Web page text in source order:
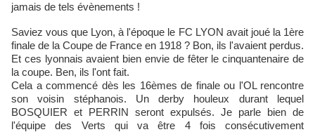
jamais de tels évènements !
Saviez vous que Lyon, à l'époque le FC LYON avait joué la 1ère
finale de la Coupe de France en 1918 ? Bon, ils l'avaient perdus.
Et ces lyonnais avaient bien envie de fêter le cinquantenaire de
la coupe. Ben, ils l'ont fait.
Cela a commencé dès les 16èmes de finale ou l'OL rencontre
son voisin stéphanois. Un derby houleux durant lequel
BOSQUIER et PERRIN seront expulsés. Je parle bien de
l'équipe des Verts qui va être 4 fois consécutivement